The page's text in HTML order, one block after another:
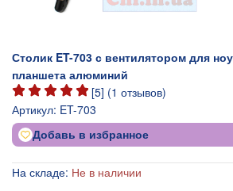
Столик ET-703 с вентилятором для
планшета алюминий
[5] (1 отзывов)
Артикул: ET-703
Добавь в избранное
На складе: Не в наличии